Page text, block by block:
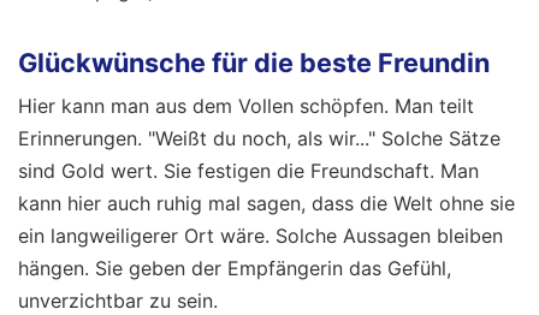
Glückwünsche für die beste Freundin
Hier kann man aus dem Vollen schöpfen. Man teilt
Erinnerungen. "Weißt du noch, als wir..." Solche Sätze
sind Gold wert. Sie festigen die Freundschaft. Man
kann hier auch ruhig mal sagen, dass die Welt ohne sie
ein langweiligerer Ort wäre. Solche Aussagen bleiben
hängen. Sie geben der Empfängerin das Gefühl,
unverzichtbar zu sein.